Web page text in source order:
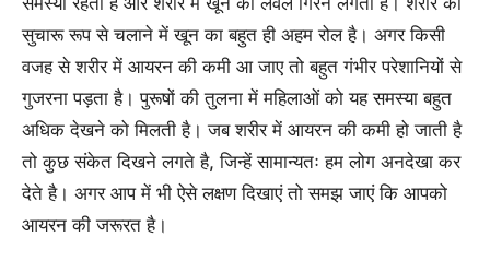
सुचारू रूप से चलाने में खून का बहुत ही अहम रोल है। अगर किसी
वजह से शरीर में आयरन की कमी आ जाए तो बहुत गंभीर परेशानियों से
गुजरना पड़ता है। पुरूषों की तुलना में महिलाओं को यह समस्या बहुत
अधिक देखने को मिलती है। जब शरीर में आयरन की कमी हो जाती है
तो कुछ संकेत दिखने लगते है, जिन्हें सामान्यतः हम लोग अनदेखा कर
देते है। अगर आप में भी ऐसे लक्षण दिखाएं तो समझ जाएं कि आपको
आयरन की जरूरत है।